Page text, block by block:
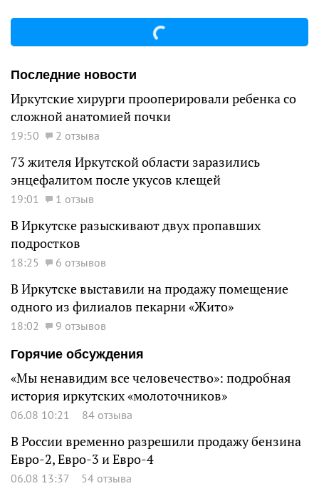
Последние новости
Иркутские хирурги прооперировали ребенка со
сложной анатомией почки
19:50 2 отзыва
73 жителя Иркутской области заразились
энцефалитом после укусов клещей
19:01 1 отзыв
В Иркутске разыскивают двух пропавших
подростков
18:25 6 отзывов
В Иркутске выставили на продажу помещение
одного из филиалов пекарни «Жито»
18:02
9 отзывов
Горячие обсуждения
«Мы ненавидим все человечество»: подробная
история иркутских «молоточников»
06.08 10:21 84 отзыва
В России временно разрешили продажу бензина
Евро-2, Евро-3 и Евро-4
06.08 13:37 54 отзыва